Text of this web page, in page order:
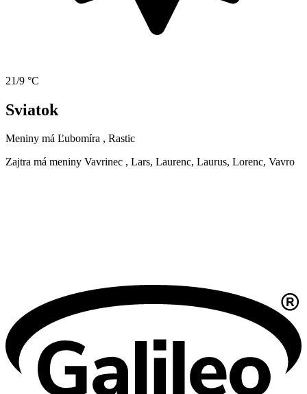
21/9 °C
Sviatok
Meniny má Ľubomíra , Rastic
Zajtra má meniny Vavrinec , Lars, Laurenc, Laurus, Lorenc, Vavro